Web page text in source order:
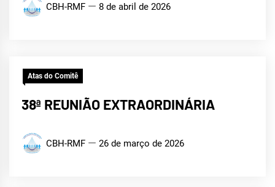
CBH-RMF 8 de abril de 2026
Atas do Comitê
38ª REUNIÃO EXTRAORDINÁRIA
CBH-RMF 26 de março de 2026